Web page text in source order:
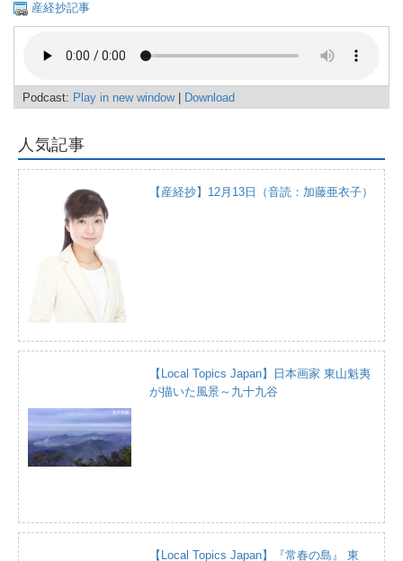
産経抄記事
Podcast: Play in new window| Download
人気記事
【産経抄】12月13日（音読：加藤亜衣子）
【Local Topics Japan】日本画家 東山魁夷
が描いた風景～九十九谷
【Local Topics Japan】『常春の島』 東